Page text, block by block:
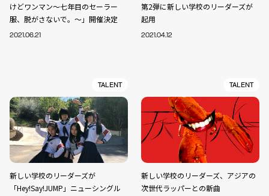
けどワンマン〜七年目のセーラー
服、脱がさないで。〜」開催決定
2021.06.21
第2弾に新しい学校のリーダーズが
起用
2021.04.12
TALENT
新しい学校のリーダーズが
「Hey!Say!JUMP」ニューシングル
TALENT
新しい学校のリーダーズ、アジアの
次世代ラッパーとの新曲